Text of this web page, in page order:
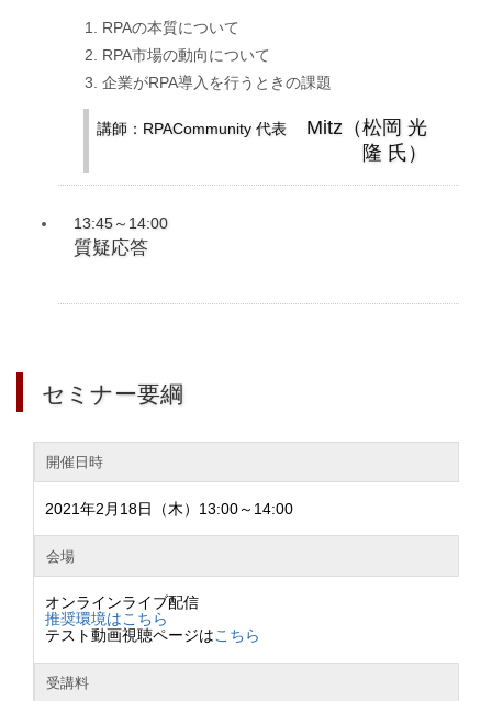
RPAの本質について
RPA市場の動向について
企業がRPA導入を行うときの課題
講師：RPACommunity 代表
Mitz（松岡 光
隆 氏）
13:45～14:00
質疑応答
セミナー要綱
開催日時
2021年2月18日（木）13:00～14:00
会場
オンラインライブ配信
推奨環境はこちら
テスト動画視聴ページはこちら
受講料